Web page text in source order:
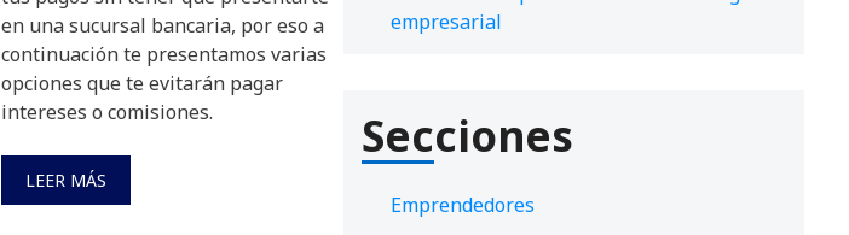
en una sucursal bancaria, por eso a
continuación te presentamos varias
opciones que te evitarán pagar
intereses o comisiones.
LEER MÁS
empresarial
Secciones
Emprendedores